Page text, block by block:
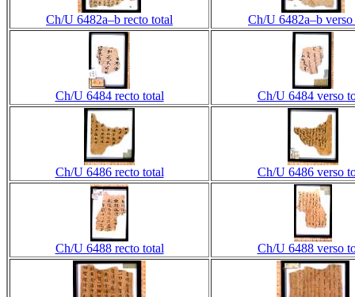
Ch/U 6482a–b recto total Ch/U 6482a–b
Ch/U 6484 recto total Ch/U 6484 verso
Ch/U 6486 recto total Ch/U 6486 verso
Ch/U 6488 recto total Ch/U 6488 verso